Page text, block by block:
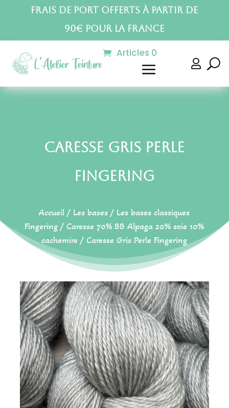
Frais de port offerts à partir de
90€ pour la France
Articles 0

Caresse Gris Perle
Fingering
Accueil / Les bases / Les bases classiques
Fingering / Caresse 70% BB Alpaga 20% soie 10%
cachemire / Caresse Gris Perle Fingering